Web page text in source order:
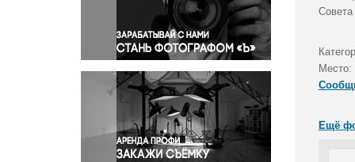
Правосудие
Происшествия и конфликты
Религия
Светская жизнь
Спорт
Экология
Экономика и бизнес
Место:
Ещё